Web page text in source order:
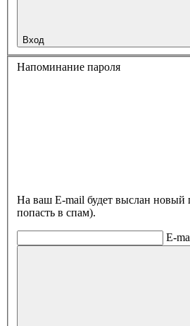
Вход
Напоминание пароля
На ваш E-mail будет выслан новый
попасть в спам).
E-